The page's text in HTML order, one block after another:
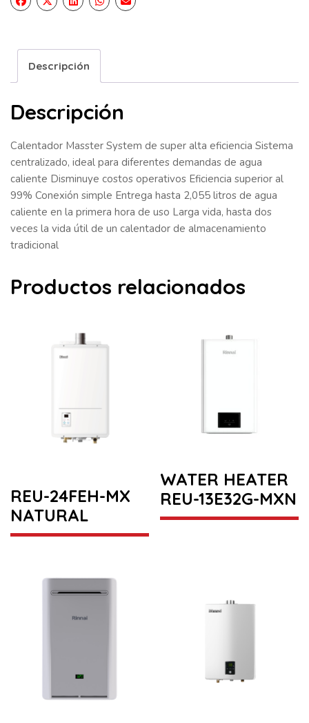
Descripción
Descripción
Calentador Masster System de super alta eficiencia Sistema
centralizado, ideal para diferentes demandas de agua
caliente Disminuye costos operativos Eficiencia superior al
99% Conexión simple Entrega hasta 2,055 litros de agua
caliente en la primera hora de uso Larga vida, hasta dos
veces la vida útil de un calentador de almacenamiento
tradicional
Productos relacionados
REU-24FEH-MX
NATURAL
WATER HEATER
REU-13E32G-MXN